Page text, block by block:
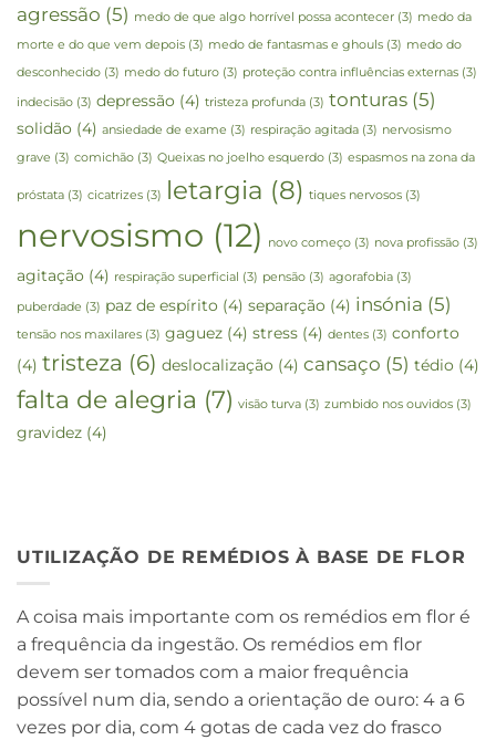
agressão (5) medo de que algo horrível possa acontecer (3) medo da
morte e do que vem depois (3) medo de fantasmas e ghouls (3) medo do
desconhecido (3) medo do futuro (3) proteção contra influências externas (3)
indecisão (3) depressão (4) tristeza profunda (3) tonturas (5)
solidão (4) ansiedade de exame (3) respiração agitada (3) nervosismo
grave (3) comichão (3) Queixas no joelho esquerdo (3) espasmos na zona da
próstata (3) cicatrizes (3) letargia (8) tiques nervosos (3)
nervosismo (12) novo começo (3) nova profissão (3)
agitação (4) respiração superficial (3) pensão (3) agorafobia (3)
puberdade (3) paz de espírito (4) separação (4) insónia (5)
tensão nos maxilares (3) gaguez (4) stress (4) dentes (3) conforto
(4) tristeza (6) deslocalização (4) cansaço (5) tédio (4)
falta de alegria (7) visão turva (3) zumbido nos ouvidos (3)
gravidez (4)
UTILIZAÇÃO DE REMÉDIOS À BASE DE FLOR
A coisa mais importante com os remédios em flor é
a frequência da ingestão. Os remédios em flor
devem ser tomados com a maior frequência
possível num dia, sendo a orientação de ouro: 4 a 6
vezes por dia, com 4 gotas de cada vez do frasco